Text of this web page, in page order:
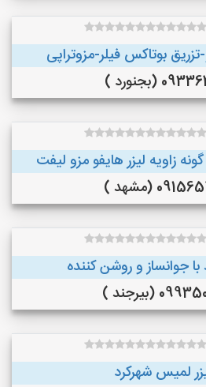
تزریق بوتاکس فیلر-مزوتراپی
(بجنورد )
زاویه لیزر هایفو مزو لیفت
(مشهد )
با جوانساز و روشن کننده
(بیرجند )
لمیس شهرکرد